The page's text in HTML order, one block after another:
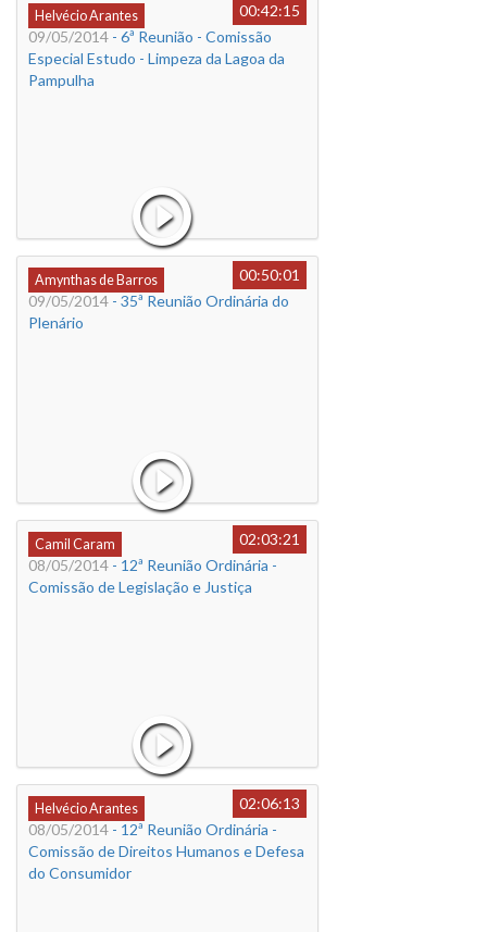
Helvécio Arantes
00:42:15
09/05/2014 - 6ª Reunião - Comissão
Especial Estudo - Limpeza da Lagoa da
Pampulha
Amynthas de Barros
00:50:01
09/05/2014 - 35ª Reunião Ordinária do
Plenário
Camil Caram
02:03:21
08/05/2014 - 12ª Reunião Ordinária -
Comissão de Legislação e Justiça
Helvécio Arantes
02:06:13
08/05/2014 - 12ª Reunião Ordinária -
Comissão de Direitos Humanos e Defesa
do Consumidor